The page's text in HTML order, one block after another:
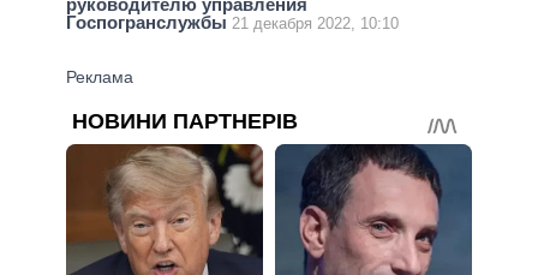
Госпогранслужбы 21 декабря 2022, 10:10